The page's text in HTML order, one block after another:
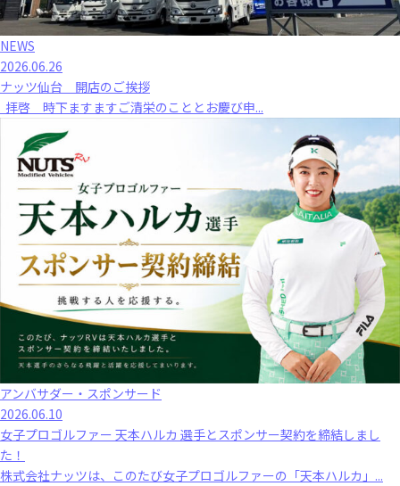
NEWS
2026.06.26
ナッツ仙台 開店のご挨拶
拝啓 時下ますますご清栄のこととお慶び申...
アンバサダー・スポンサード
2026.06.10
女子プロゴルファー 天本ハルカ 選手とスポンサー契約を締結しまし
た！
株式会社ナッツは、このたび女子プロゴルファーの「天本ハルカ」...